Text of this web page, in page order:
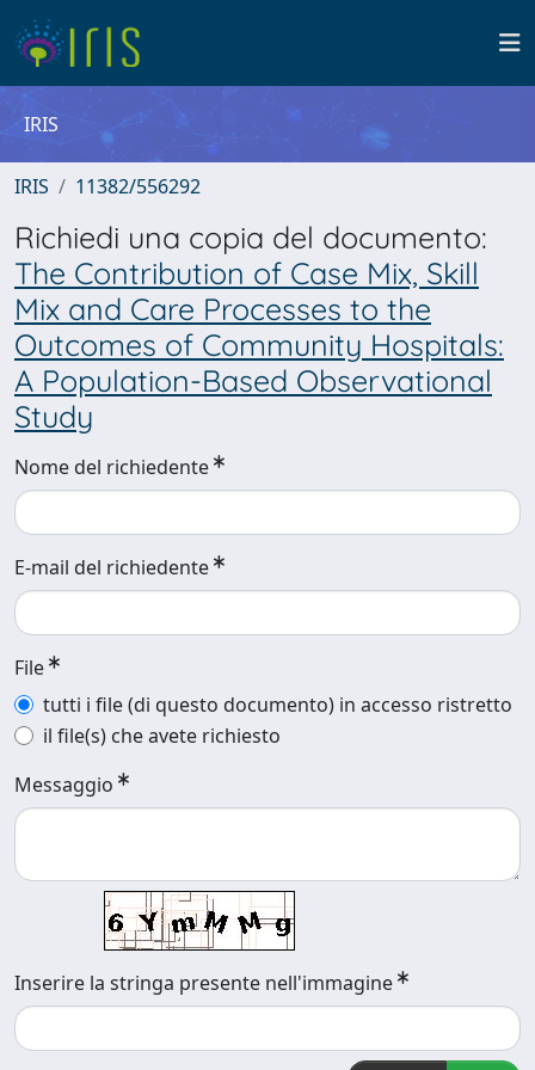
IRIS
IRIS 11382/556292
Richiedi una copia del documento:
The Contribution of Case Mix, Skill
Mix and Care Processes to the
Outcomes of Community Hospitals:
A Population-Based Observational
Study
Nome del richiedente
E-mail del richiedente
File
tutti i file (di questo documento) in accesso ristretto
il file(s) che avete richiesto
Messaggio
Inserire la stringa presente nell'immagine